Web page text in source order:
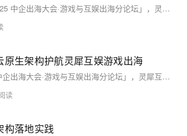
本文内容整理自「 2025 中企出海大会·游戏与互娱出海分论坛」，灵犀互娱基础架构负责人朱晓靖的演讲内容，从技术层面分享云原生架构护航灵犀互娱游戏出海经验。
原生架构护航灵犀互娱游戏出海
内容整理自「 2025 中企出海大会·游戏与互娱出海分论坛」，灵犀互娱基础架构负责人朱晓靖的演讲内容，从技术层面分享云原生架构护航灵犀互娱游戏出海经验。
构落地实践